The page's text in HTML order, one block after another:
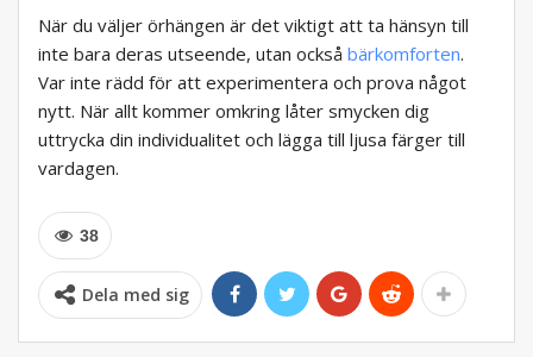
När du väljer örhängen är det viktigt att ta hänsyn till
inte bara deras utseende, utan också bärkomforten.
Var inte rädd för att experimentera och prova något
nytt. När allt kommer omkring låter smycken dig
uttrycka din individualitet och lägga till ljusa färger till
vardagen.
38
Dela med sig